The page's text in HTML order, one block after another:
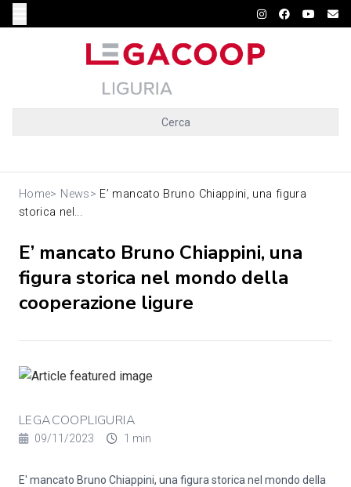
Cerca
Home> News> E’ mancato Bruno Chiappini, una figura
storica nel...
E’ mancato Bruno Chiappini, una
figura storica nel mondo della
cooperazione ligure
LEGACOOPLIGURIA
09/11/2023 1 min
E' mancato Bruno Chiappini, una figura storica nel mondo della